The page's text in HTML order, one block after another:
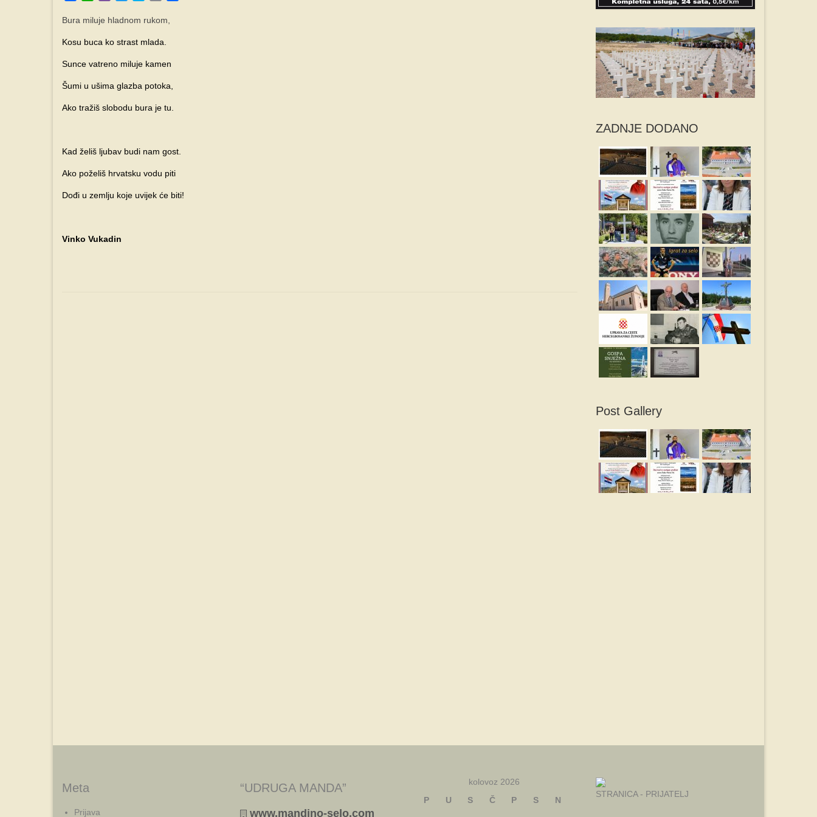
Bura miluje hladnom rukom,
Kosu buca ko strast mlada.
Sunce vatreno miluje kamen
Šumi u ušima glazba potoka,
Ako tražiš slobodu bura je tu.
Kad želiš ljubav budi nam gost.
Ako poželiš hrvatsku vodu piti
Dođi u zemlju koje uvijek će biti!
Vinko Vukadin
ZADNJE DODANO
Post Gallery
Meta
Prijava
“UDRUGA MANDA”
www.mandino-selo.com
kolovoz 2026
P
U S Č P S N
STRANICA - PRIJATELJ